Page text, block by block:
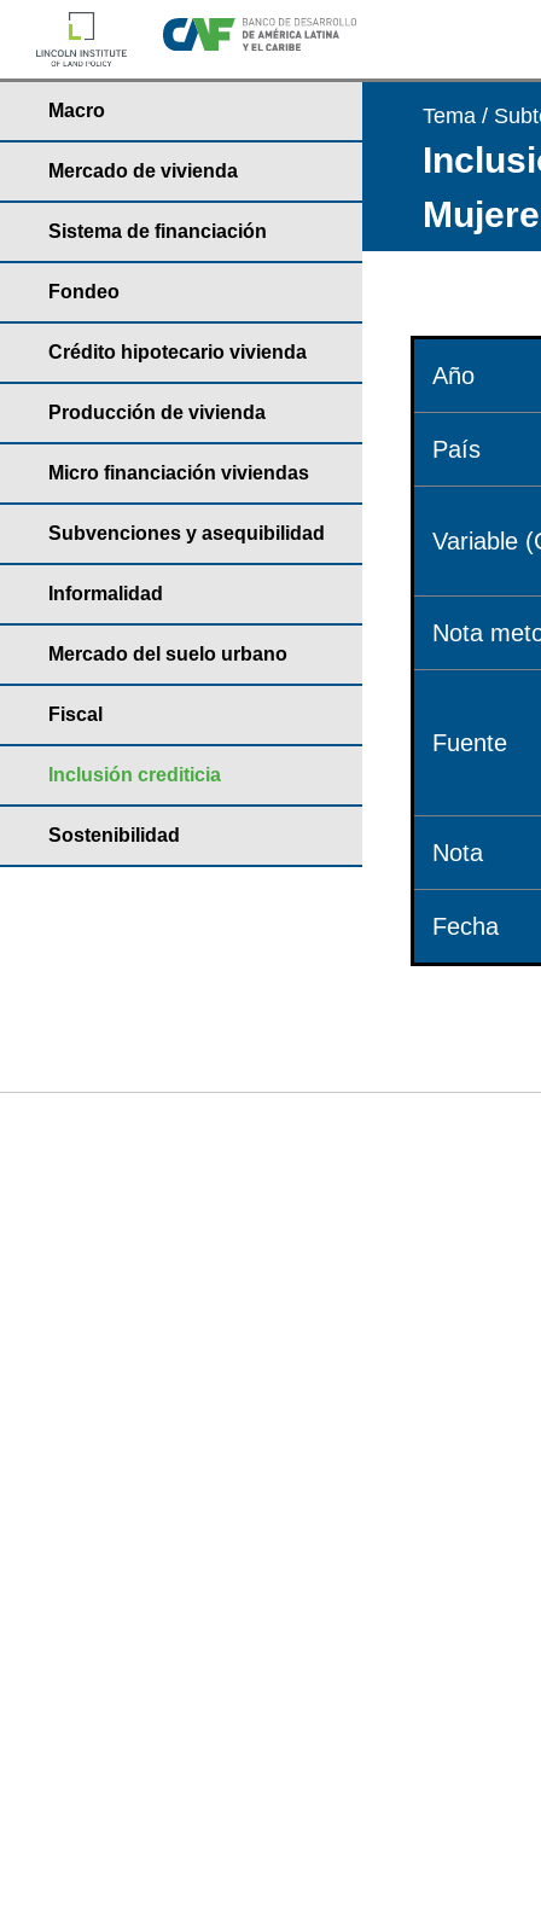
Macro
Mercado de vivienda
Sistema de financiación
Fondeo
Crédito hipotecario vivienda
Producción de vivienda
Micro financiación viviendas
Subvenciones y asequibilidad
Informalidad
Mercado del suelo urbano
Fiscal
Inclusión crediticia
Sostenibilidad
Tema /
Año
País
Variable
Nota
Fuente
Nota
Fecha